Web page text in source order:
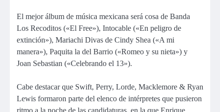
El mejor álbum de música mexicana será cosa de Banda
Los Recoditos («El Free»), Intocable («En peligro de
extinción»), Mariachi Divas de Cindy Shea («A mi
manera»), Paquita la del Barrio («Romeo y su nieta») y
Joan Sebastian («Celebrando el 13»).
Cabe destacar que Swift, Perry, Lorde, Macklemore & Ryan
Lewis formaron parte del elenco de intérpretes que pusieron
ritmo a la noche de las candidaturas, en la que Enrique